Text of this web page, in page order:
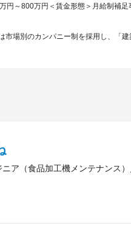
円～800万円＜賃金形態＞月給制補
市場別のカンパニー制を採用し、「
ニア（食品加工機メンテナンス